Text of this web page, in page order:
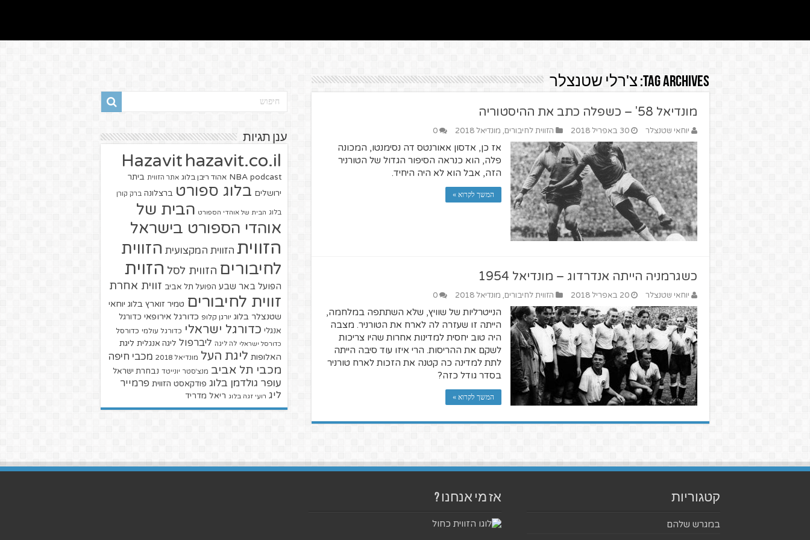
Tag Archives: צ'רלי שטנצלר
מונדיאל 58' – כשפלה כתב את ההיסטוריה
יוחאי שטנצלר 30 באפריל 2018 הזווית לחיבורים, מונדיאל 2018 0
אז כן, אדסון אאורנטס דה נסימנטו, המכונה
פלה, הוא כנראה הסיפור הגדול של הטורניר
הזה, אבל הוא לא היה היחיד.
המשך לקרוא »
כשגרמניה הייתה אנדרדוג – מונדיאל 1954
יוחאי שטנצלר 20 באפריל 2018 הזווית לחיבורים, מונדיאל 2018 0
הנייטרליות של שוויץ, שלא השתתפה במלחמה,
הייתה זו שעזרה לה לארח את הטורניר. מצבה
היה טוב יחסית למדינות אחרות שהיו צריכות
לשקם את ההריסות. הרי איזו עוד סיבה הייתה
לתת למדינה כה קטנה את הזכות לארח טורניר
בסדר גודל כזה?
המשך לקרוא »
ענן תגיות
Hazavit hazavit.co.il
NBA podcast אהוד ריבן בלוג אתר הזווית ביתר
ירושלים בלוג ספורט ברצלונה ברק קורן
בלוג הבית של אוהדי הספורט הבית של
אוהדי הספורט בישראל
הזווית הזווית המקצועית הזווית
לחיבורים הזווית לסל הזוית
הפועל באר שבע הפועל תל אביב זווית אחרת
זווית לחיבורים טמיר זוארץ בלוג יוחאי
שטנצלר בלוג יורגן קלופ כדורגל אירופאי כדורגל
אנגלי כדורגל ישראלי כדורגל עולמי כדורסל
כדורסל ישראלי לה ליגה ליברפול ליגה אנגלית ליגת
האלופות ליגת העל מונדיאל 2018 מכבי חיפה
מכבי תל אביב מנצ'סטר יונייטד נבחרת ישראל
עופר גולדמן בלוג פודקאסט הזווית פרמייר
ליג רועי זגה בלוג ריאל מדריד
קטגוריות
במגרש שלהם
אז מי אנחנו ?